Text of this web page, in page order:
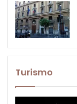
Turismo